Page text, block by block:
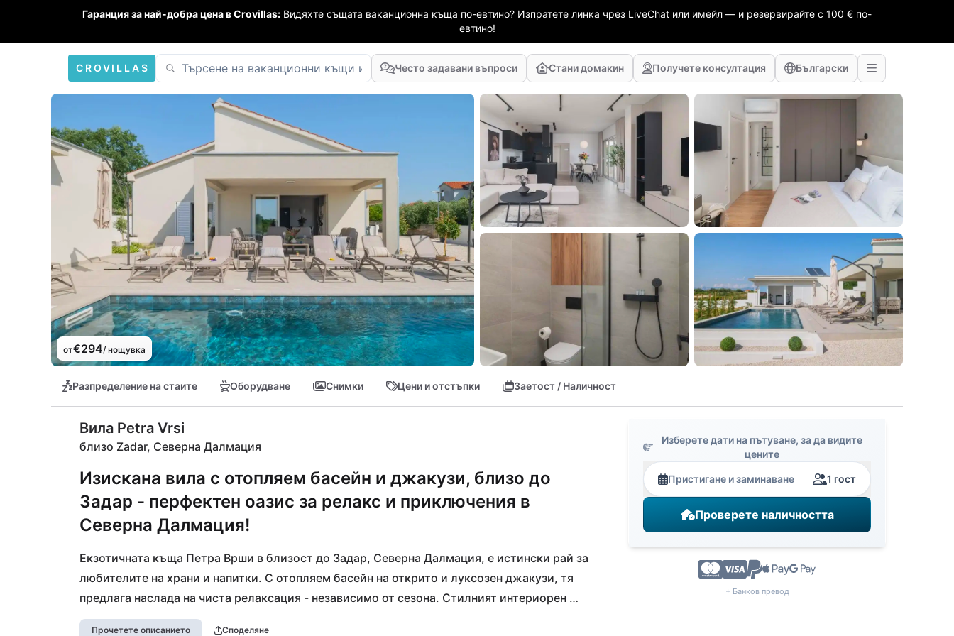
Гаранция за най-добра цена в Crovillas: Видяхте същата ваканционна къща по-евтино? Изпратете линка чрез LiveChat или имейл — и резервирайте с 100 € по-
евтино!
CROVILLAS Често задавани въпроси Стани домакин Получете консултация Български
от€294/ нощувка
Разпределение на стаите Оборудване Снимки Цени и отстъпки Заетост / Наличност
Вила Petra Vrsi
близо Zadar, Северна Далмация
Изискана вила с отопляем басейн и джакузи, близо до
Задар - перфектен оазис за релакс и приключения в
Северна Далмация!
Екзотичната къща Петра Врши в близост до Задар, Северна Далмация, е истински рай за
любителите на храни и напитки. С отопляем басейн на открито и луксозен джакузи, тя
предлага наслада на чиста релаксация - независимо от сезона. Стилният интериорен
дизайн дарява всеки стая с изключителна елегантност, а личната фитнес студия
Прочетете описанието Споделяне
Изберете дати на пътуване, за да видите
цените
Пристигане и заминаване 1 гост
Проверете наличността
+ Банков превод